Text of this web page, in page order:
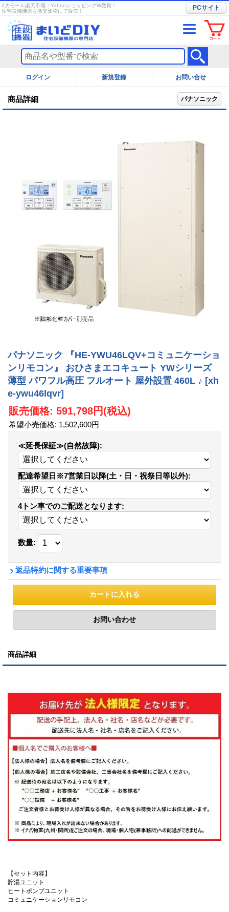
2大モール楽天市場・YahooショッピングW受賞！
住宅設備機器を激安価格にて販売！
PCサイト
ログイン お問い合せ
商品詳細 パナソニック
パナソニック 『HE-YWU46LQV+コミュニケーショ
ンリモコン』 おひさまエコキュート YWシリーズ
薄型 パワフル高圧 フルオート 屋外設置 460L ♪ [xh
e-ywu46lqvr]
販売価格: 591,798円(税込)
希望小売価格: 1,502,600円
≪延長保証≫(自然故障):
配達希望日※7営業日以降(土・日・祝祭日等以外):
4トン車でのご配送となります:
数量:
返品特約に関する重要事項
商品詳細
【セット内容】
貯湯ユニット
ヒートポンプユニット
コミュニケーションリモコン